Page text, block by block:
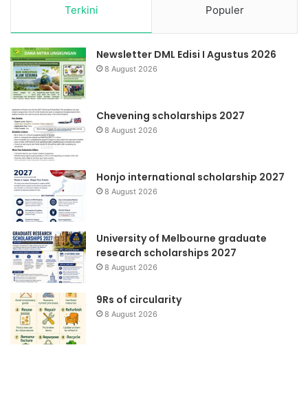
Terkini Populer
Newsletter DML Edisi I Agustus 2026
8 August 2026
Chevening scholarships 2027
8 August 2026
Honjo international scholarship 2027
8 August 2026
University of Melbourne graduate
research scholarships 2027
8 August 2026
9Rs of circularity
8 August 2026